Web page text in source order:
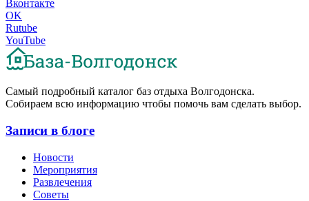
Вконтакте
OK
Rutube
YouTube
Cамый подробный каталог баз отдыха Волгодонска.
Собираем всю информацию чтобы помочь вам сделать выбор.
Записи в блоге
Новости
Мероприятия
Развлечения
Советы